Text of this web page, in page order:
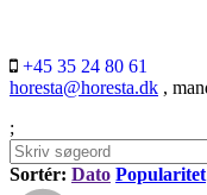
+45 35 24 80 61
horesta@horesta.dk ,
;
Sortér: Dato Popularitet